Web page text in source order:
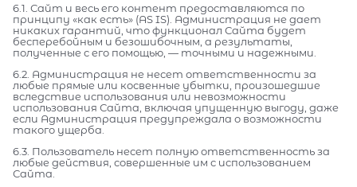
6.1. Сайт и весь его контент предоставляются по
принципу «как есть» (AS IS). Администрация не дает
никаких гарантий, что функционал Сайта будет
бесперебойным и безошибочным, а результаты,
полученные с его помощью, — точными и надежными.
6.2. Администрация не несет ответственности за
любые прямые или косвенные убытки, произошедшие
вследствие использования или невозможности
использования Сайта, включая упущенную выгоду, даже
если Администрация предупреждала о возможности
такого ущерба.
6.3. Пользователь несет полную ответственность за
любые действия, совершенные им с использованием
Сайта.